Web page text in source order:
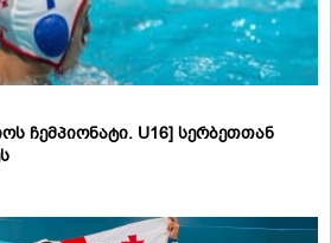
ჩემპიონატი. U16] სერბეთთან